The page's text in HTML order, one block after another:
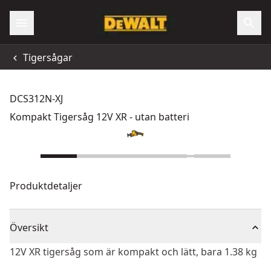
Tigersågar
DCS312N-XJ
Kompakt Tigersåg 12V XR - utan batteri
Produktdetaljer
Översikt
12V XR tigersåg som är kompakt och lätt, bara 1.38 kg